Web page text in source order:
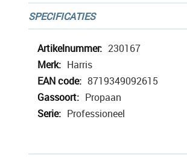
SPECIFICATIES
Meer
informatie
230167
Harris
8719349092615
Propaan
Professioneel